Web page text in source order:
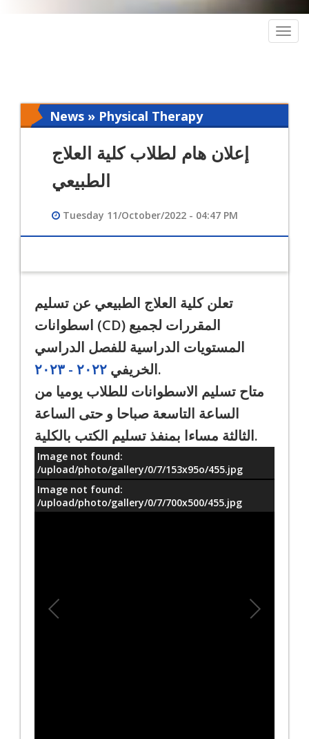
News » Physical Therapy
إعلان هام لطلاب كلية العلاج
الطبيعي
Tuesday 11/October/2022 - 04:47 PM
تعلن كلية العلاج الطبيعي عن تسليم
اسطوانات (CD) المقررات لجميع
المستويات الدراسية للفصل الدراسي
الخريفي ٢٠٢٢ - ٢٠٢٣
.
متاح تسليم الاسطوانات للطلاب يوميا من
الساعة التاسعة صباحا و حتى الساعة
الثالثة مساءا بمنفذ تسليم الكتب بالكلية.
معلومات
Image not found:
/upload/photo/gallery/0/7/153x95o/455.jpg
Image not found:
/upload/photo/gallery/0/7/700x500/455.jpg